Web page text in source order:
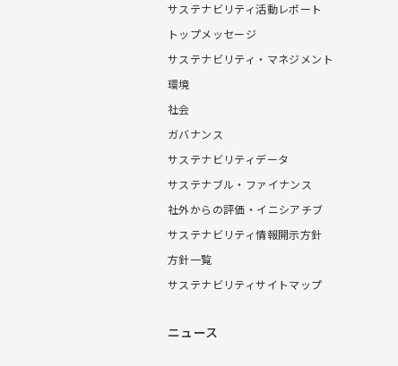
サステナビリティ活動レポート
トップメッセージ
サステナビリティ・マネジメント
環境
社会
ガバナンス
サステナビリティデータ
サステナブル・ファイナンス
社外からの評価・イニシアチブ
サステナビリティ情報開示方針
方針一覧
サステナビリティサイトマップ
ニュース